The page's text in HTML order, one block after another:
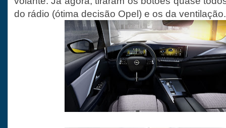
do rádio (ótima decisão Opel) e os da ventilação.